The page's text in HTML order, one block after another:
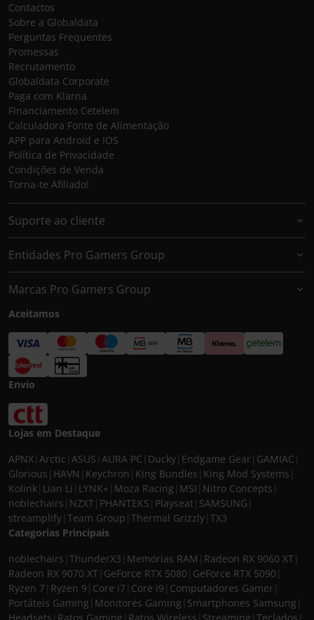
Contactos
Sobre a Globaldata
Perguntas Frequentes
Promessas
Recrutamento
Globaldata Corporate
Paga com Klarna
Financiamento Cetelem
Calculadora Fonte de Alimentação
APP para Android e IOS
Política de Privacidade
Condições de Venda
Torna-te Afiliado!
Suporte ao cliente
Entidades Pro Gamers Group
Marcas Pro Gamers Group
Aceitamos
Envio
Lojas em Destaque
APNX Arctic ASUS AURA PC Ducky Endgame Gear GAMIAC
Glorious HAVN Keychron King Bundles King Mod Systems
Kolink Lian Li LYNK+ Moza Racing MSI Nitro Concepts
noblechairs NZXT PHANTEKS Playseat SAMSUNG
streamplify Team Group Thermal Grizzly TX3
Categorias Principais
noblechairs ThunderX3 Memórias RAM Radeon RX 9060 XT
Radeon RX 9070 XT GeForce RTX 5080 GeForce RTX 5090
Ryzen 7 Ryzen 9 Core i7 Core i9 Computadores Gamer
Portáteis Gaming Monitores Gaming Smartphones Samsung